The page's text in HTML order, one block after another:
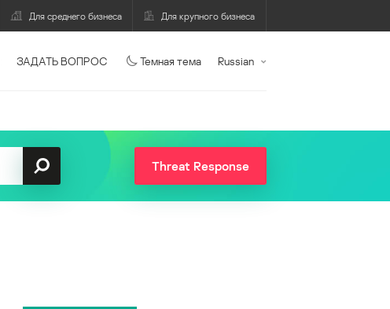
Для среднего бизнеса Для крупного бизнеса
ЗАДАТЬ ВОПРОС Темная тема Russian
Threat Response